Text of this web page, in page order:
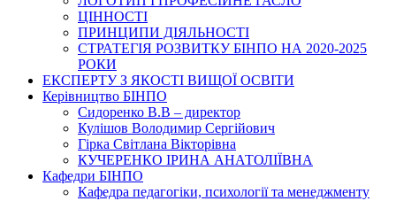
ЦІННОСТІ
ПРИНЦИПИ ДІЯЛЬНОСТІ
СТРАТЕГІЯ РОЗВИТКУ БІНПО НА 2020-2025
РОКИ
ЕКСПЕРТУ З ЯКОСТІ ВИЩОЇ ОСВІТИ
Керівництво БІНПО
Сидоренко В.В – директор
Кулішов Володимир Сергійович
Гірка Світлана Вікторівна
КУЧЕРЕНКО ІРИНА АНАТОЛІЇВНА
Кафедри БІНПО
Кафедра педагогіки, психології та менеджменту